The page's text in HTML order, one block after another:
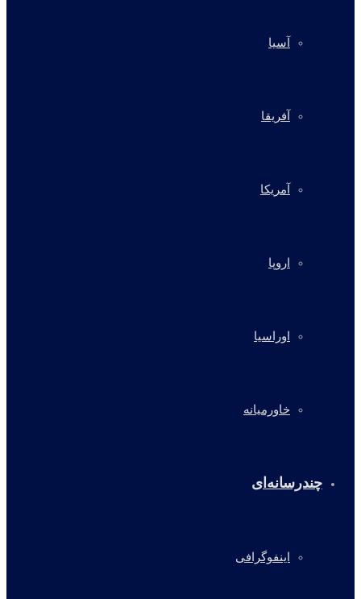
آسیا
آفریقا
آمریکا
اروپا
اوراسیا
خاورمیانه
چندرسانه‌ای
اینفوگرافی